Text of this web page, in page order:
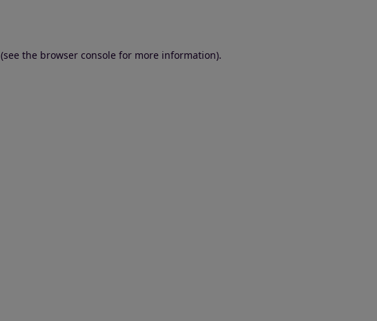
(see the browser console for more information).